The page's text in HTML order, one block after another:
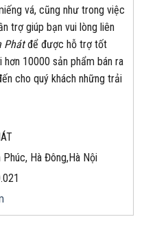
vá, cũng như trong việc
trợ giúp bạn vui lòng liên
Phátđể được hỗ trợ tốt
10000 sản phẩm bán ra
cho quý khách những trải
Hà Đông,Hà Nội